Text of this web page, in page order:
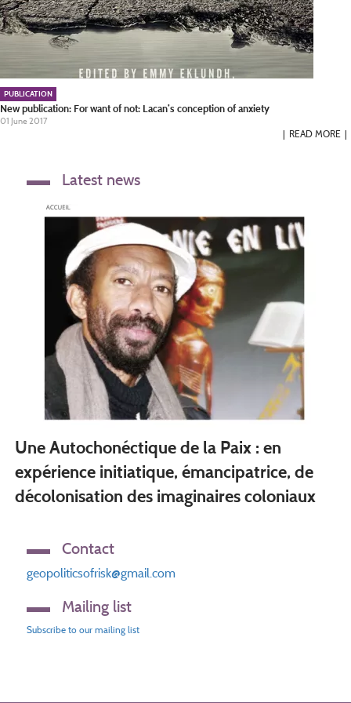
PUBLICATION
New publication: For want of not: Lacan’s conception of anxiety
01 June 2017
READ MORE
Latest news
Une Autochonéctique de la Paix : en
expérience initiatique, émancipatrice, de
décolonisation des imaginaires coloniaux
Contact
geopoliticsofrisk@gmail.com
Mailing list
Subscribe to our mailing list